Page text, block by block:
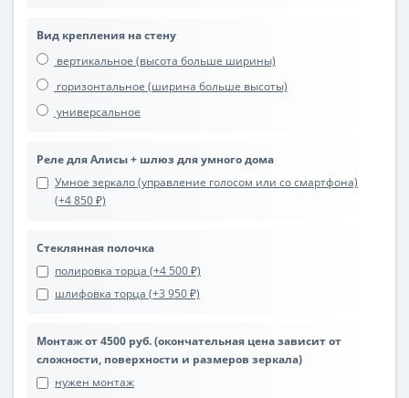
Вид крепления на стену
вертикальное (высота больше ширины)
горизонтальное (ширина больше высоты)
универсальное
Реле для Алисы + шлюз для умного дома
Умное зеркало (управление голосом или со смартфона)
(+4 850 ₽)
Стеклянная полочка
полировка торца (+4 500 ₽)
шлифовка торца (+3 950 ₽)
Монтаж от 4500 руб. (окончательная цена зависит от
сложности, поверхности и размеров зеркала)
нужен монтаж